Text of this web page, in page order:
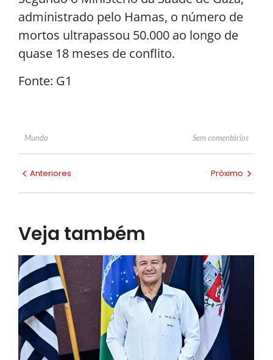
administrado pelo Hamas, o número de
mortos ultrapassou 50.000 ao longo de
quase 18 meses de conflito.
Fonte: G1
Mundo Sem comentários
Anteriores Próximo
Veja também